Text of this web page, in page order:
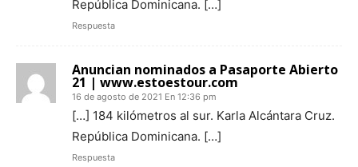
República Dominicana. […]
Respuesta
Anuncian nominados a Pasaporte Abierto
21 | www.estoestour.com
16 de agosto de 2021 En 12:36 pm
[…] 184 kilómetros al sur. Karla Alcántara Cruz.
República Dominicana. […]
Respuesta